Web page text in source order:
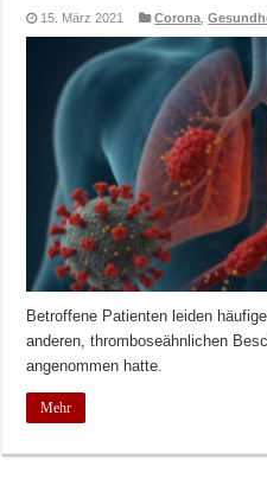
15. März 2021 Corona ,
Betroffene Patienten leiden
anderen, thromboseähnlichen
angenommen hatte.
Mehr